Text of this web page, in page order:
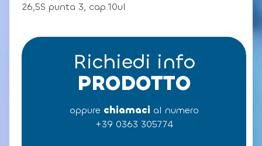
26,5S punta 3, cap.10ul
Richiedi info
PRODOTTO
oppure chiamaci al numero
+39 0363 305774